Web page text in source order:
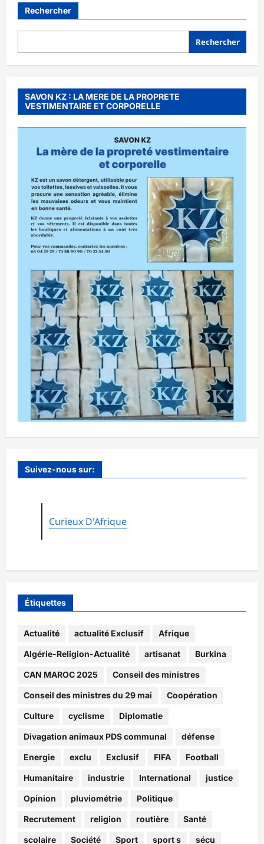
Rechercher
Rechercher
SAVON KZ : LA MERE DE LA PROPRETE
VESTIMENTAIRE ET CORPORELLE
Suivez-nous sur:
Curieux D'Afrique
Étiquettes
Actualité actualité Exclusif Afrique
Algérie-Religion-Actualité artisanat Burkina
CAN MAROC 2025 Conseil des ministres
Conseil des ministres du 29 mai Coopération
Culture cyclisme Diplomatie
Divagation animaux PDS communal défense
Energie exclu Exclusif FIFA Football
Humanitaire industrie International justice
Opinion pluviométrie Politique
Recrutement religion routière Santé
scolaire Société Sport sport s sécu